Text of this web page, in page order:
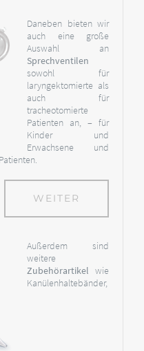
Daneben bieten wir
auch eine große
Auswahl an
Sprechventilen
sowohl für
laryngektomierte als
auch für
tracheotomierte
Patienten an, – für
Kinder und
Erwachsene und
WEITER
Außerdem sind
weitere
Zubehörartikel wie
Kanülenhaltebänder,